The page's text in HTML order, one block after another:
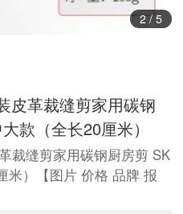
3/5
皮革裁缝剪家用碳钢
款（全长20厘米）
裁缝剪家用碳钢厨房剪 SK
米）【图片 价格 品牌 报